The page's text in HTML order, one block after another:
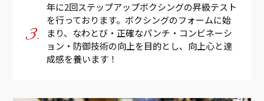
年に2回ステップアップボクシングの昇級テスト
を行っております。ボクシングのフォームに始
まり、なわとび・正確なパンチ・コンビネーシ
ョン・防御技術の向上を目的とし、向上心と達
成感を養います！